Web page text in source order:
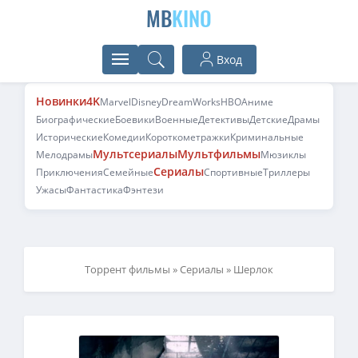
MBKINO
Вход
Новинки4KMarvelDisneyDreamWorksHBOАниме
БиографическиеБоевикиВоенныеДетективыДетскиеДрамы
ИсторическиеКомедииКороткометражкиКриминальные
МелодрамыМультсериалыМультфильмыМюзиклы
ПриключенияСемейныеСериалыСпортивныеТриллеры
УжасыФантастикаФэнтези
Торрент фильмы »Сериалы » Шерлок